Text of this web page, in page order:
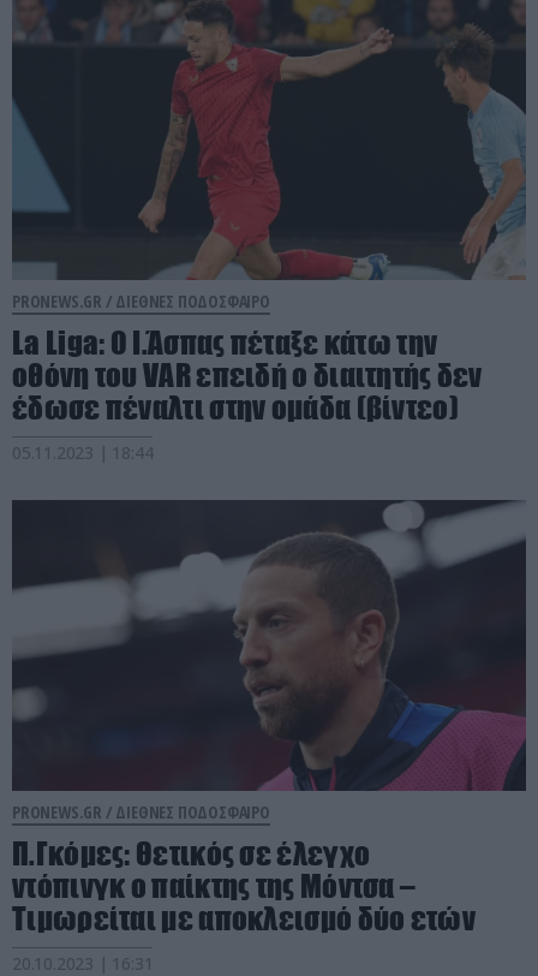
PRONEWS.GR / ΔΙΕΘΝΕΣ ΠΟΔΟΣΦΑΙΡΟ
La Liga: Ο Ι.Άσπας πέταξε κάτω την
οθόνη του VAR επειδή ο διαιτητής δεν
έδωσε πέναλτι στην ομάδα (βίντεο)
05.11.2023 | 18:44
PRONEWS.GR / ΔΙΕΘΝΕΣ ΠΟΔΟΣΦΑΙΡΟ
Π.Γκόμες: Θετικός σε έλεγχο
ντόπινγκ ο παίκτης της Μόντσα –
Τιμωρείται με αποκλεισμό δύο ετών
20.10.2023 | 16:31